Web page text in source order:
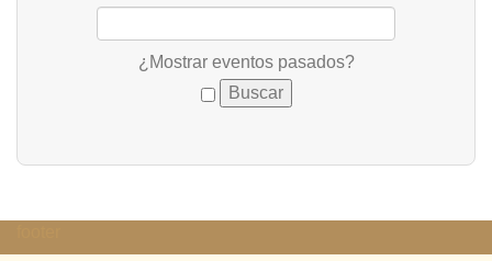
¿Mostrar eventos pasados?